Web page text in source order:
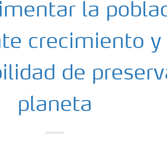
la
crecimiento y
de
planeta